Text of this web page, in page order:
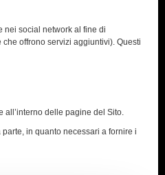
nei social network al fine di
offrono servizi aggiuntivi). Questi
all’interno delle pagine del Sito.
in quanto necessari a fornire i